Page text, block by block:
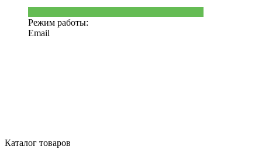
Режим работы:
Email
Каталог товаров